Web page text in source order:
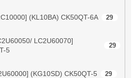
(KL10BA) CK50QT-6A 29
LC2U60070]
5
29
(KG10SD) CK50QT-5 29